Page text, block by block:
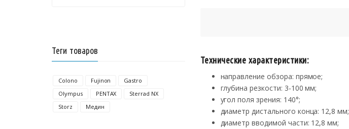
Теги товаров
Colono Fujinon
Gastro
Olympus
PENTAX
Sterrad NX
Storz
Медин
Технические характеристики:
направление обзора: прямое;
глубина резкости: 3-100 мм;
угол поля зрения: 140°;
диаметр дистального конца: 12,8 мм;
диаметр вводимой части: 12,8 мм;